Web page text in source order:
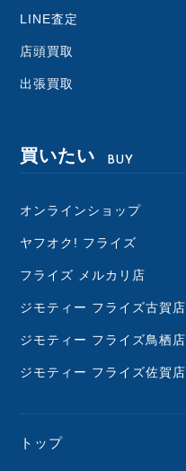
LINE査定
店頭買取
出張買取
買いたい BUY
オンラインショップ
ヤフオク! フライズ
フライズ メルカリ店
ジモティー フライズ古賀店
ジモティー フライズ鳥栖店
ジモティー フライズ佐賀店
トップ